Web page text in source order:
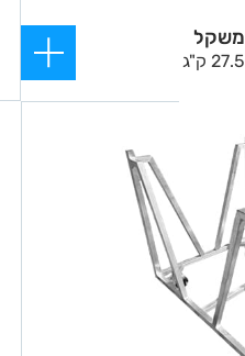
משקל
27.5 ק"ג